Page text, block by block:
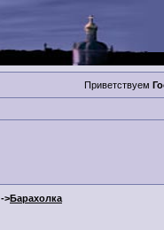
Приветствуем
->Барахолка